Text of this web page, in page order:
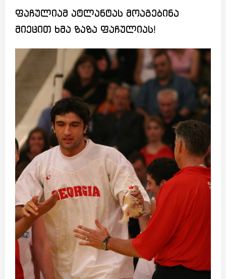
ფაჩულიამ ატლანტას მოაგებინა
მიეცით ხმა ზაზა ფაჩულიას!